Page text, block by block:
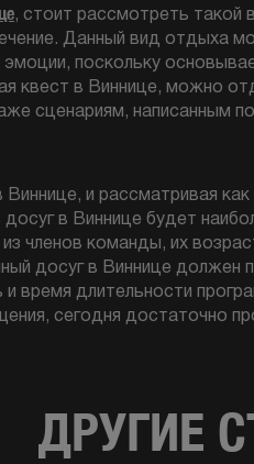
, стоит рассмотреть такой
Данный вид отдыха
поскольку
квест в Виннице, можно
сценариям, написанным
и рассматривая
в Виннице будет
членов команды, их
досуг в Виннице должен
время длительности
сегодня достаточно
ДРУГИЕ